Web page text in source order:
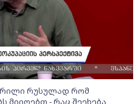
რუსულად რომ
მიიღებთ - რაც შეეხება